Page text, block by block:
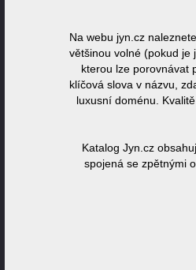
Na webu jyn.cz
většinou volné (pokud je
kterou lze porovnávat
klíčová slova v názvu,
luxusní doménu.
Katalog Jyn.cz
spojená se zpětnými